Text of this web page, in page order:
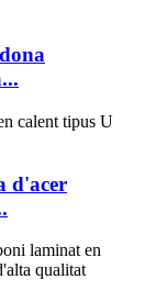
d'acer